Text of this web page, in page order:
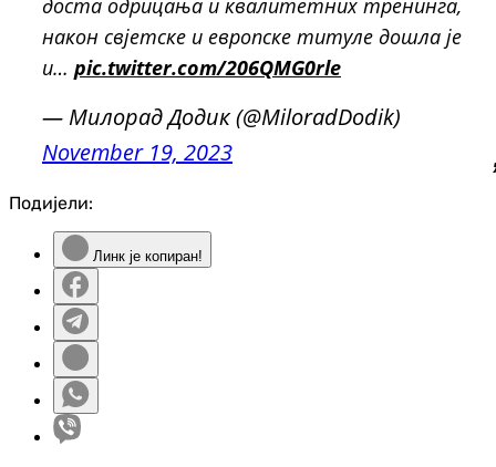
доста одрицања и квалитетних тренинга,
након свјетске и европске титуле дошла је
и… pic.twitter.com/206QMG0rle
— Милорад Додик (@MiloradDodik)
November 19, 2023
Подијели:
Линк је копиран!